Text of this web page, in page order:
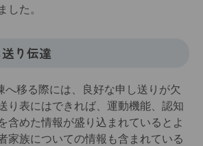
した。
り伝達
移る際には、良好な申し送りが欠
り表にはできれば、運動機能、認知
含めた情報が盛り込まれているとよ
家族についての情報も含まれている